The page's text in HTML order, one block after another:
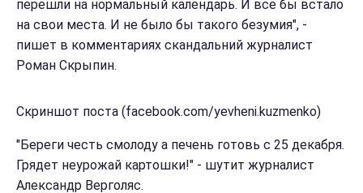
перешли на нормальный календарь. И все бы встало
на свои места. И не было бы такого безумия", -
пишет в комментариях скандальний журналист
Роман Скрыпин.
Скриншот поста (facebook.com/yevheni.kuzmenko)
"Береги честь смолоду а печень готовь с 25 декабря.
Грядет неурожай картошки!" - шутит журналист
Александр Верголяс.